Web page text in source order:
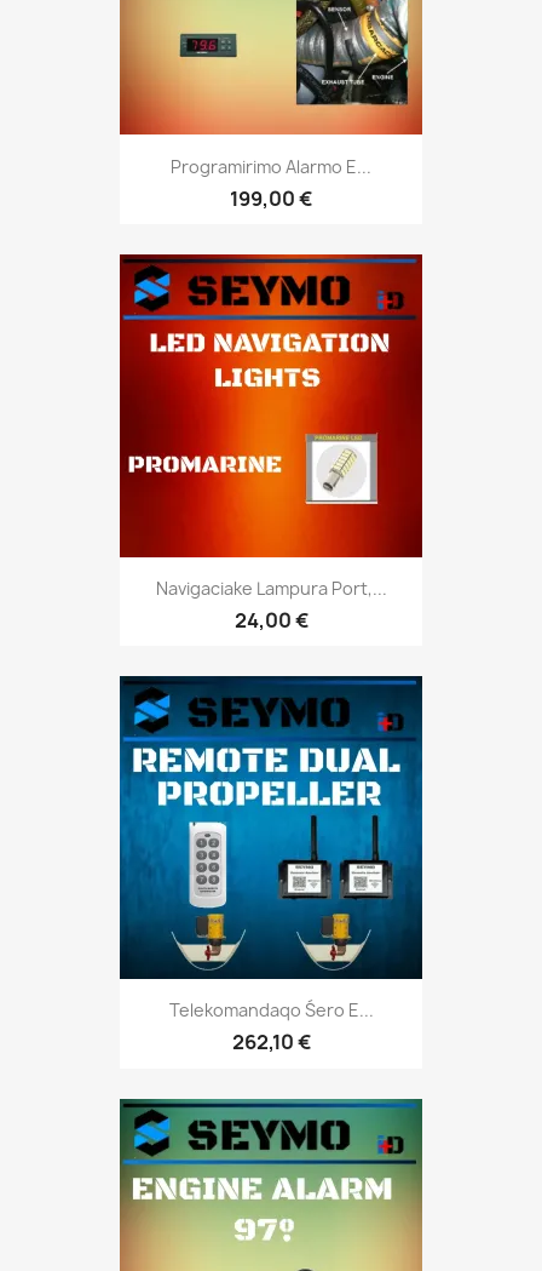
Programirimo Alarmo E...
199,00 €
Navigaciake Lampura Port,...
24,00 €
Telekomandaqo Śero E...
262,10 €